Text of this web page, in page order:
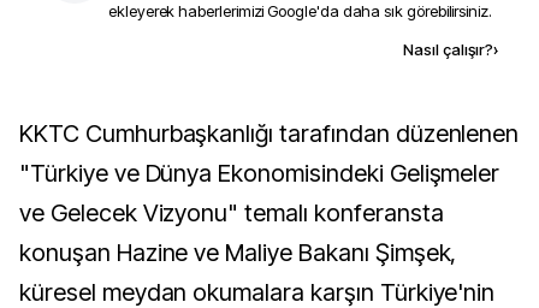
ekleyerek haberlerimizi Google'da daha sık görebilirsiniz.
Nasıl çalışır?›
KKTC Cumhurbaşkanlığı tarafından düzenlenen
"Türkiye ve Dünya Ekonomisindeki Gelişmeler
ve Gelecek Vizyonu" temalı konferansta
konuşan Hazine ve Maliye Bakanı Şimşek,
küresel meydan okumalara karşın Türkiye'nin